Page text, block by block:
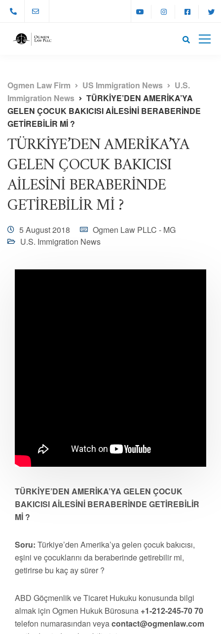
Ogmen Law Firm US Immigration News
U.S.
Immigration News
TÜRKİYE’DEN AMERİKA’YA
GELEN ÇOCUK BAKICISI AİLESİNİ BERABERİNDE
GETİREBİLİR Mİ ?
TÜRKİYE’DEN AMERİKA’YA
GELEN ÇOCUK BAKICISI
AİLESİNİ BERABERİNDE
GETİREBİLİR Mİ ?
5 August 2018
Ogmen Law PLLC - MG
U.S. Immigration News
TÜRKİYE’DEN AMERİKA’YA GELEN ÇOCUK
BAKICISI AİLESİNİ BERABERİNDE GETİREBİLİR
Mİ ?
Soru: Türkiye’den Amerika’ya gelen çocuk bakıcısı,
eşini ve çocuklarını da beraberinde getirebilir mi,
getirirse bu kaç ay sürer ?
ABD Göçmenlik ve Ticaret Hukuku konusunda bilgi
almak için Ogmen Hukuk Bürosuna +1-212-245-70 70
telefon numarasından veyacontact@ogmenlaw.com